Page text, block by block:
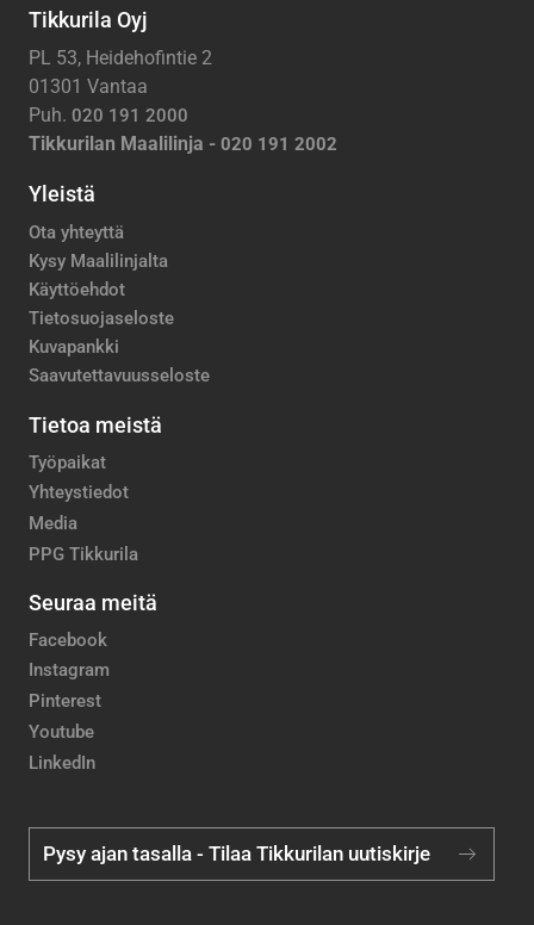
Tikkurila Oyj
PL 53, Heidehofintie 2
01301 Vantaa
Puh. 020 191 2000
Tikkurilan Maalilinja - 020 191 2002
Yleistä
Ota yhteyttä
Kysy Maalilinjalta
Käyttöehdot
Tietosuojaseloste
Kuvapankki
Saavutettavuusseloste
Tietoa meistä
Työpaikat
Yhteystiedot
Media
PPG Tikkurila
Seuraa meitä
Facebook
Instagram
Pinterest
Youtube
LinkedIn
Pysy ajan tasalla - Tilaa Tikkurilan uutiskirje